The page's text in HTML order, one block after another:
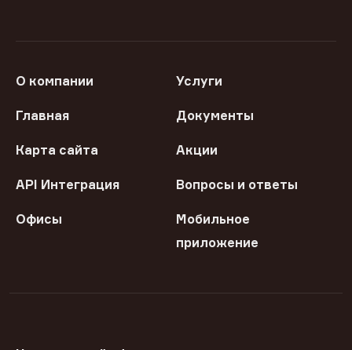
О компании Услуги
Главная Документы
Карта сайта Акции
API Интеграция Вопросы и ответы
Офисы
Мобильное
приложение